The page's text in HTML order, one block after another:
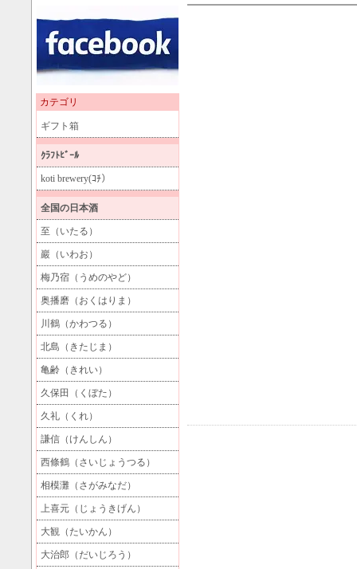
カテゴリ
ギフト箱
ｸﾗﾌﾄﾋﾞｰﾙ
koti brewery(ｺﾁ）
全国の日本酒
至（いたる）
巖（いわお）
梅乃宿（うめのやど）
奥播磨（おくはりま）
川鶴（かわつる）
北島（きたじま）
亀齢（きれい）
久保田（くぼた）
久礼（くれ）
謙信（けんしん）
西條鶴（さいじょうつる）
相模灘（さがみなだ）
上喜元（じょうきげん）
大観（たいかん）
大治郎（だいじろう）